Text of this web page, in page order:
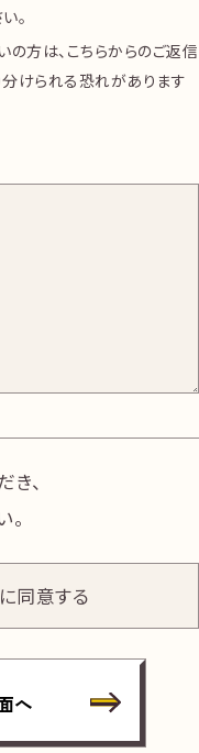
。
の方は、こちらからのご返信
けられる恐れがあります
、
同意する
へ